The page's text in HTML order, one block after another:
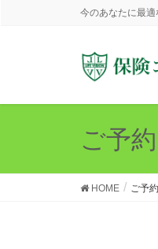
今のあなたに最適
ご予
HOME ご予